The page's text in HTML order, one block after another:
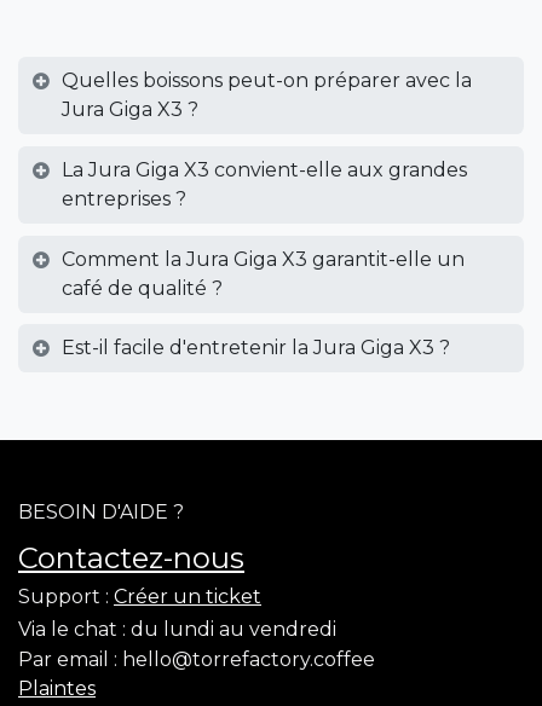
Quelles boissons peut-on préparer avec la
Jura Giga X3 ?
La Jura Giga X3 convient-elle aux grandes
entreprises ?
Comment la Jura Giga X3 garantit-elle un
café de qualité ?
Est-il facile d'entretenir la Jura Giga X3 ?
BESOIN D'AIDE ?
Contactez-nous
Support : Créer un ticket
Via le chat : du lundi au vendredi
Par email : hello@torrefactory.coffee
Plaintes